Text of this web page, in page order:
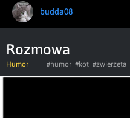
budda08
Rozmowa
Humor #humor #kot #zwierzeta